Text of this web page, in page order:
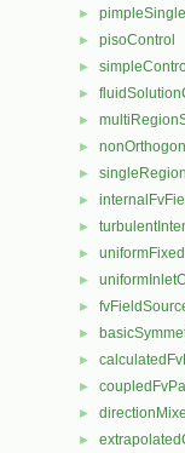
►
► pisoControl
►
►
►
►
►
►
►
►
►
►
►
►
►
►
►